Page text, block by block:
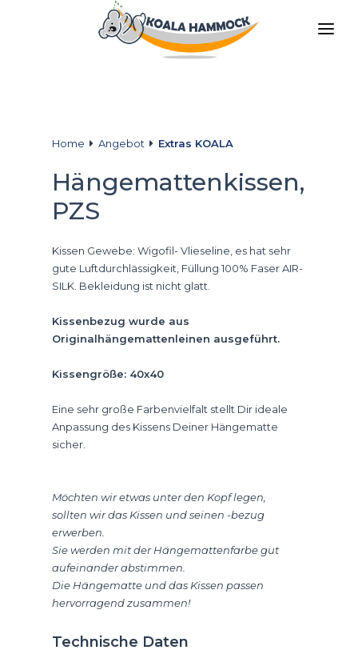
DIE MEDIEN
DE
Home Angebot Extras KOALA
Hängemattenkissen,
PZS
Kissen Gewebe: Wigofil- Vlieseline, es hat sehr
gute Luftdurchlässigkeit, Füllung 100% Faser AIR-
SILK. Bekleidung ist nicht glatt.
Kissenbezug wurde aus
Originalhängemattenleinen ausgeführt.
Kissengröße: 40x40
Eine sehr große Farbenvielfalt stellt Dir ideale
Anpassung des Kissens Deiner Hängematte
sicher.
Möchten wir etwas unter den Kopf legen,
sollten wir das Kissen und seinen -bezug
erwerben.
Sie werden mit der Hängemattenfarbe gut
aufeinander abstimmen.
Die Hängematte und das Kissen passen
hervorragend zusammen!
Technische Daten